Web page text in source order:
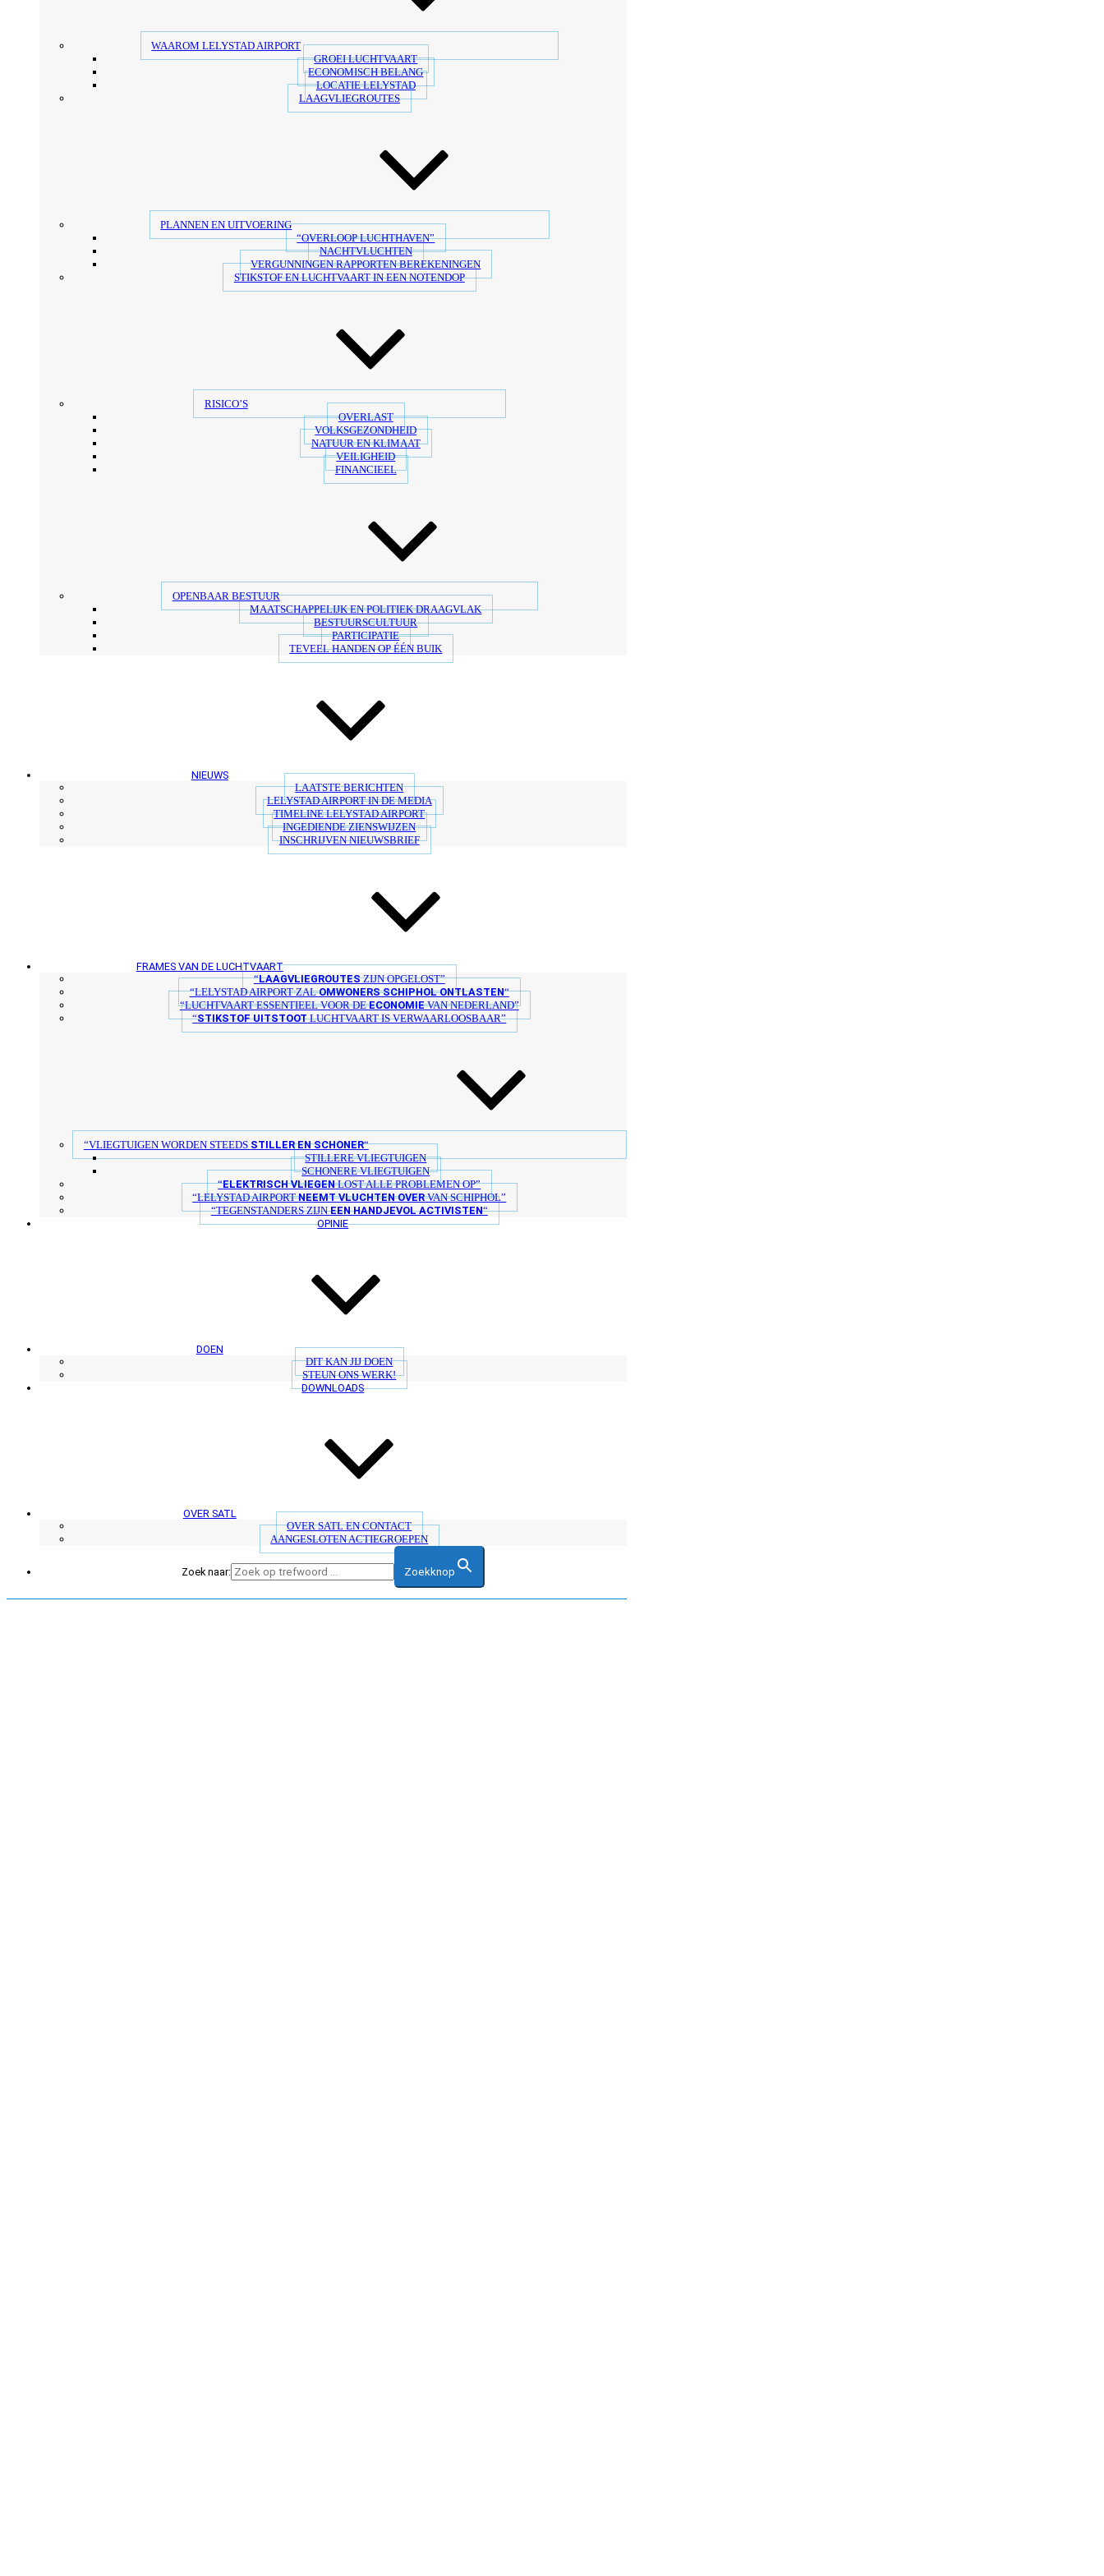
WAAROM LELYSTAD AIRPORT
GROEI LUCHTVAART
ECONOMISCH BELANG
LOCATIE LELYSTAD
LAAGVLIEGROUTES
PLANNEN EN UITVOERING
“OVERLOOP LUCHTHAVEN”
NACHTVLUCHTEN
VERGUNNINGEN RAPPORTEN BEREKENINGEN
STIKSTOF EN LUCHTVAART IN EEN NOTENDOP
RISICO’S
OVERLAST
VOLKSGEZONDHEID
NATUUR EN KLIMAAT
VEILIGHEID
FINANCIEEL
OPENBAAR BESTUUR
MAATSCHAPPELIJK EN POLITIEK DRAAGVLAK
BESTUURSCULTUUR
PARTICIPATIE
TEVEEL HANDEN OP ÉÉN BUIK
NIEUWS
LAATSTE BERICHTEN
LELYSTAD AIRPORT IN DE MEDIA
TIMELINE LELYSTAD AIRPORT
INGEDIENDE ZIENSWIJZEN
INSCHRIJVEN NIEUWSBRIEF
FRAMES VAN DE LUCHTVAART
“LAAGVLIEGROUTESZIJN OPGELOST”
“LELYSTAD AIRPORT ZALOMWONERS SCHIPHOL ONTLASTEN“
“LUCHTVAART ESSENTIEEL VOOR DEECONOMIEVAN NEDERLAND”
“STIKSTOF UITSTOOTLUCHTVAART IS VERWAARLOOSBAAR”
“VLIEGTUIGEN WORDEN STEEDS STILLER EN SCHONER“
STILLERE VLIEGTUIGEN
SCHONERE VLIEGTUIGEN
“ELEKTRISCH VLIEGENLOST ALLE PROBLEMEN OP”
“LELYSTAD AIRPORTNEEMT VLUCHTEN OVERVAN SCHIPHOL”
“TEGENSTANDERS ZIJNEEN HANDJEVOL ACTIVISTEN“
OPINIE
DOEN
DIT KAN JIJ DOEN
STEUN ONS WERK!
DOWNLOADS
OVER SATL
OVER SATL EN CONTACT
AANGESLOTEN ACTIEGROEPEN
Zoek naar: Zoekknop